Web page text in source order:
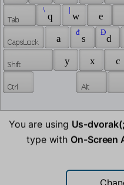
q
\
w
|
e
a
s
đ
d
Đ
y x c
You are using Us-
type with On-Screen